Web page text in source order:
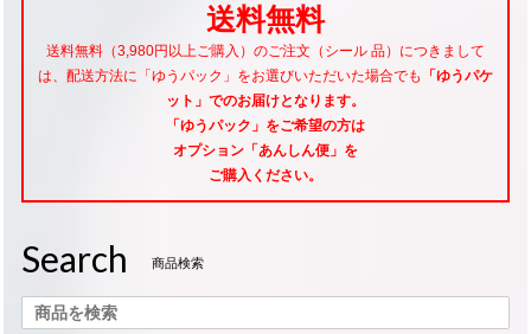
送料無料
送料無料（3,980円以上ご購入）のご注文（シール 品）につきまして
は、配送方法に「ゆうパック」をお選びいただいた場合でも
「ゆうパケ
ット」でのお届けとなります。
「ゆうパック」をご希望の方は
オプション「あんしん便」 を
ご購入ください。
Search 商品検索